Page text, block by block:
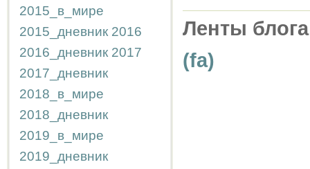
2015_в_мире
2015_дневник 2016
2016_дневник 2017
2017_дневник
2018_в_мире
2018_дневник
2019_в_мире
2019_дневник
Ленты
(fa)